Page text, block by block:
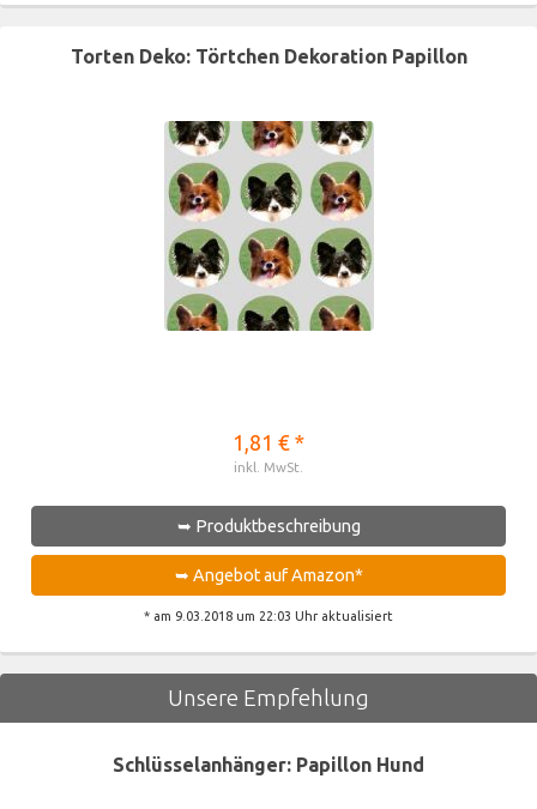
Torten Deko: Törtchen Dekoration Papillon
1,81 € *
inkl. MwSt.
➥ Produktbeschreibung
➥ Angebot auf Amazon*
* am 9.03.2018 um 22:03 Uhr aktualisiert
Unsere Empfehlung
Schlüsselanhänger: Papillon Hund